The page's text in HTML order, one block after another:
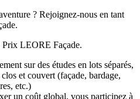
? Rejoignez-nous en tant
Prix LEORE Façade.
sur des études en lots séparés,
et couvert (façade, bardage,
etc.)
un coût global, vous participez à